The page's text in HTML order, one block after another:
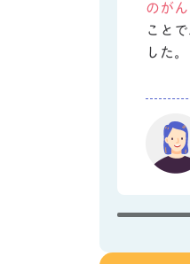
のが
こと
した。